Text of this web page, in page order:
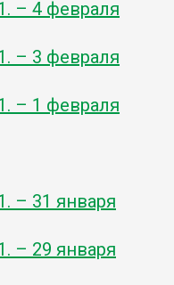
– 4 февраля
– 3 февраля
– 1 февраля
– 31 января
– 29 января